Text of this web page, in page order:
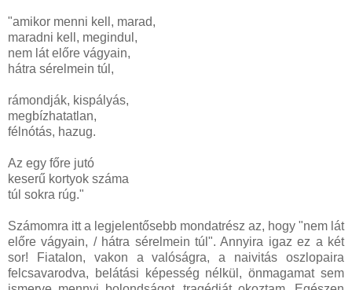
"amikor menni kell, marad,
maradni kell, megindul,
nem lát előre vágyain,
hátra sérelmein túl,
rámondják, kispályás,
megbízhatatlan,
félnótás, hazug.
Az egy főre jutó
keserű kortyok száma
túl sokra rúg."
Számomra itt a legjelentősebb mondatrész az, hogy "nem lát
előre vágyain, / hátra sérelmein túl". Annyira igaz ez a két
sor! Fiatalon, vakon a valóságra, a naivitás oszlopaira
felcsavarodva, belátási képesség nélkül, önmagamat sem